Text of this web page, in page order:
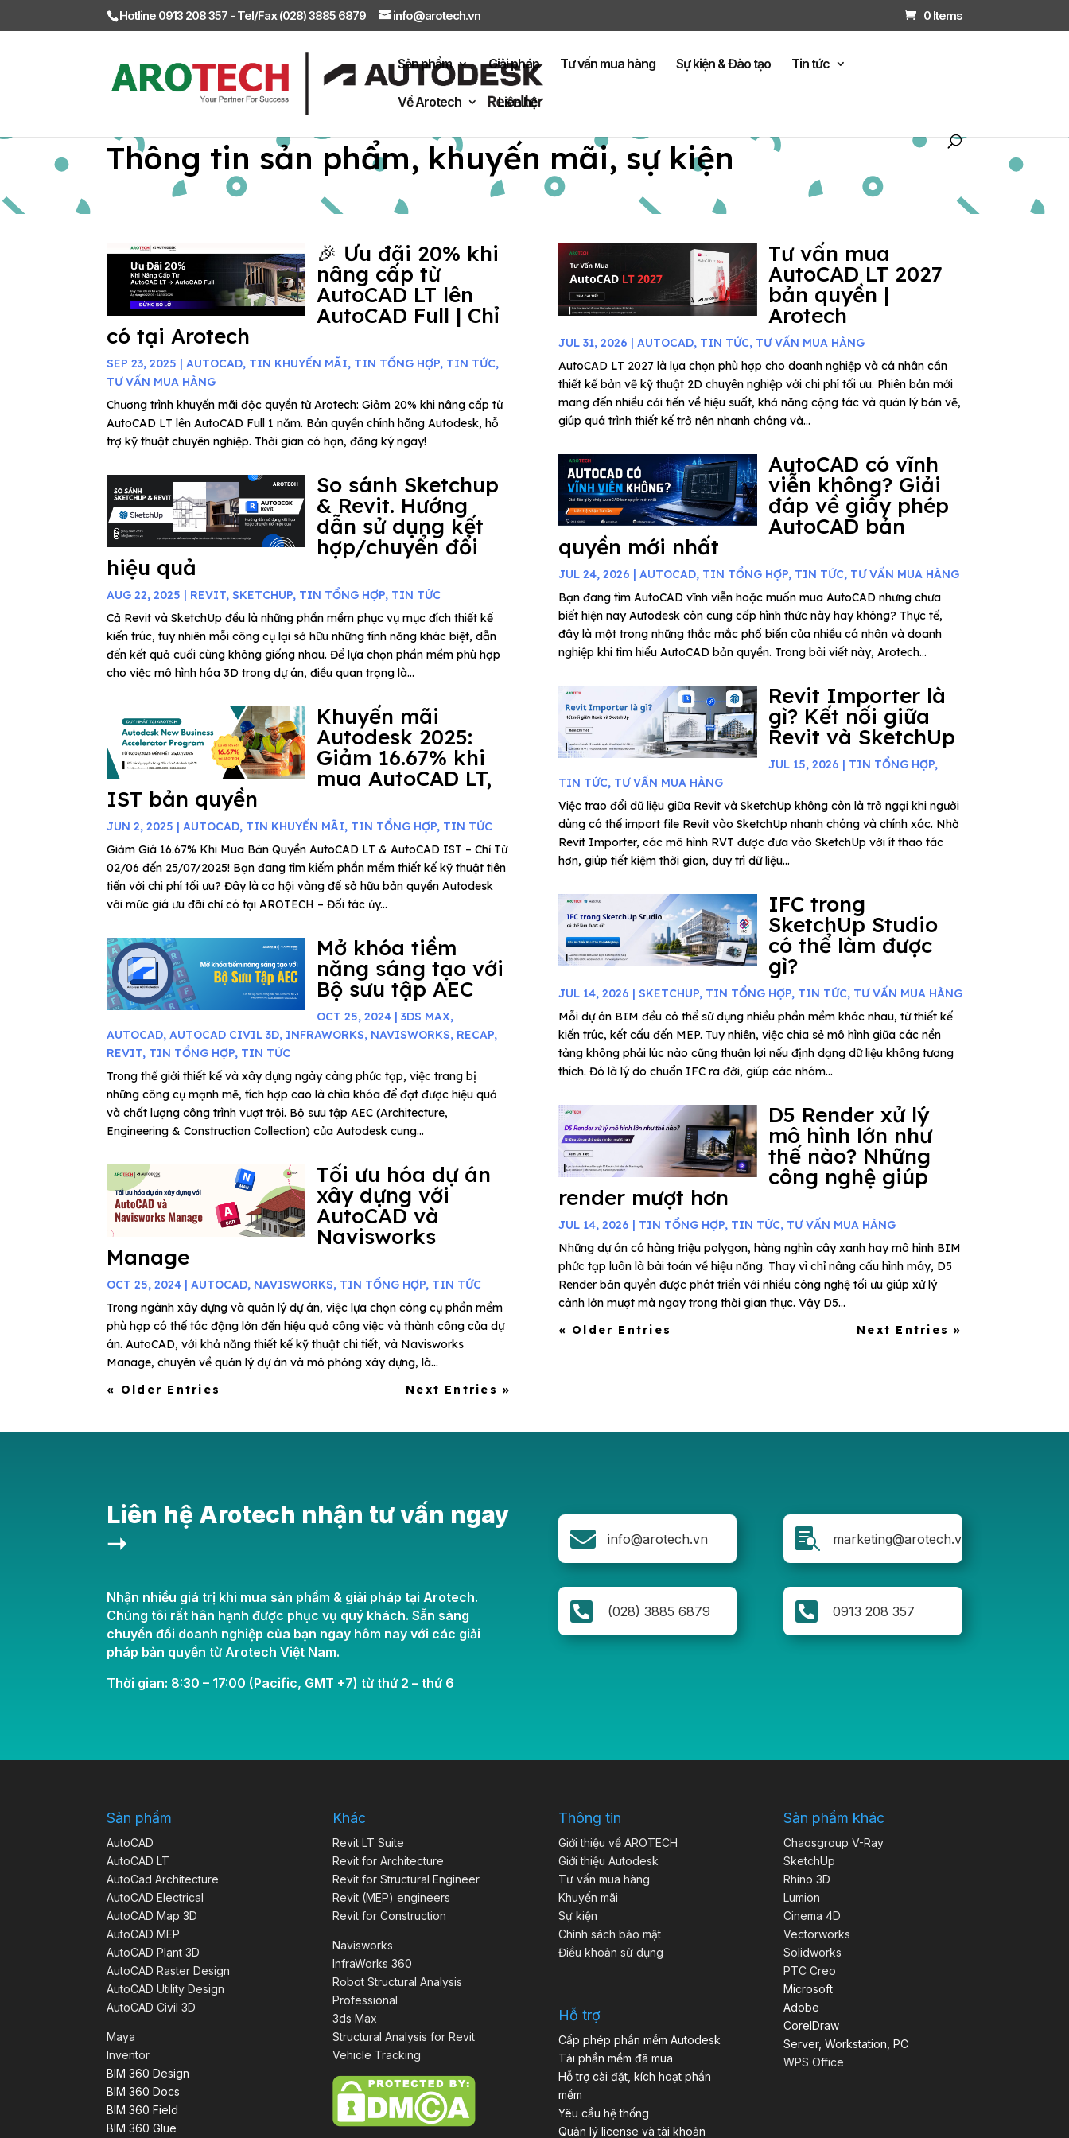
Hotline 0913 208 357 - Tel/Fax (028) 3885 6879 info@arotech.vn 0 Items
Sản phẩm Giải pháp Tư vấn mua hàng Sự kiện & Đào tạo Tin tức
Về Arotech Liên hệ
Thông tin sản phẩm, khuyến mãi, sự kiện
🎉 Ưu đãi 20% khi
nâng cấp từ
AutoCAD LT lên
AutoCAD Full | Chỉ
có tại Arotech
SEP 23, 2025 |AUTOCAD, TIN KHUYẾN MÃI, TIN TỔNG HỢP, TIN TỨC,
TƯ VẤN MUA HÀNG
Chương trình khuyến mãi độc quyền từ Arotech: Giảm 20% khi nâng cấp từ
AutoCAD LT lên AutoCAD Full 1 năm. Bản quyền chính hãng Autodesk, hỗ
trợ kỹ thuật chuyên nghiệp. Thời gian có hạn, đăng ký ngay!
So sánh Sketchup
& Revit. Hướng
dẫn sử dụng kết
hợp/chuyển đổi
hiệu quả
AUG 22, 2025 | REVIT,SKETCHUP, TIN TỔNG HỢP, TIN TỨC
Cả Revit và SketchUp đều là những phần mềm phục vụ mục đích thiết kế
kiến trúc, tuy nhiên mỗi công cụ lại sở hữu những tính năng khác biệt, dẫn
đến kết quả cuối cùng không giống nhau. Để lựa chọn phần mềm phù hợp
cho việc mô hình hóa 3D trong dự án, điều quan trọng là...
Khuyến mãi
Autodesk 2025:
Giảm 16.67% khi
mua AutoCAD LT,
IST bản quyền
JUN 2, 2025 |AUTOCAD, TIN KHUYẾN MÃI, TIN TỔNG HỢP, TIN TỨC
Giảm Giá 16.67% Khi Mua Bản Quyền AutoCAD LT & AutoCAD IST – Chỉ Từ
02/06 đến 25/07/2025! Bạn đang tìm kiếm phần mềm thiết kế kỹ thuật tiên
tiến với chi phí tối ưu? Đây là cơ hội vàng để sở hữu bản quyền Autodesk
với mức giá ưu đãi chỉ có tại AROTECH – Đối tác ủy...
Mở khóa tiềm
năng sáng tạo với
Bộ sưu tập AEC
OCT 25, 2024 |3DS MAX,
AUTOCAD,AUTOCAD CIVIL 3D, INFRAWORKS, NAVISWORKS, RECAP,
REVIT, TIN TỔNG HỢP, TIN TỨC
Trong thế giới thiết kế và xây dựng ngày càng phức tạp, việc trang bị
những công cụ mạnh mẽ, tích hợp cao là chìa khóa để đạt được hiệu quả
và chất lượng công trình vượt trội. Bộ sưu tập AEC (Architecture,
Engineering & Construction Collection) của Autodesk cung...
Tối ưu hóa dự án
xây dựng với
AutoCAD và
Navisworks
Manage
OCT 25, 2024 |AUTOCAD, NAVISWORKS, TIN TỔNG HỢP, TIN TỨC
Trong ngành xây dựng và quản lý dự án, việc lựa chọn công cụ phần mềm
phù hợp có thể tác động lớn đến hiệu quả công việc và thành công của dự
án. AutoCAD, với khả năng thiết kế kỹ thuật chi tiết, và Navisworks
Manage, chuyên về quản lý dự án và mô phỏng xây dựng, là...
« Older Entries
Next Entries »
Tư vấn mua
AutoCAD LT 2027
bản quyền |
Arotech
JUL 31, 2026 | AUTOCAD, TIN TỨC, TƯ VẤN MUA HÀNG
AutoCAD LT 2027 là lựa chọn phù hợp cho doanh nghiệp và cá nhân cần
thiết kế bản vẽ kỹ thuật 2D chuyên nghiệp với chi phí tối ưu. Phiên bản mới
mang đến nhiều cải tiến về hiệu suất, khả năng cộng tác và quản lý bản vẽ,
giúp quá trình thiết kế trở nên nhanh chóng và...
AutoCAD có vĩnh
viễn không? Giải
đáp về giấy phép
AutoCAD bản
quyền mới nhất
JUL 24, 2026 | AUTOCAD, TIN TỔNG HỢP, TIN TỨC, TƯ VẤN MUA HÀNG
Bạn đang tìm AutoCAD vĩnh viễn hoặc muốn mua AutoCAD nhưng chưa
biết hiện nay Autodesk còn cung cấp hình thức này hay không? Thực tế,
đây là một trong những thắc mắc phổ biến của nhiều cá nhân và doanh
nghiệp khi tìm hiểu AutoCAD bản quyền. Trong bài viết này, Arotech...
Revit Importer là
gì? Kết nối giữa
Revit và SketchUp
JUL 15, 2026 | TIN TỔNG HỢP,
TIN TỨC, TƯ VẤN MUA HÀNG
Việc trao đổi dữ liệu giữa Revit và SketchUp không còn là trở ngại khi người
dùng có thể import file Revit vào SketchUp nhanh chóng và chính xác. Nhờ
Revit Importer, các mô hình RVT được đưa vào SketchUp với ít thao tác
hơn, giúp tiết kiệm thời gian, duy trì dữ liệu...
IFC trong
SketchUp Studio
có thể làm được
gì?
JUL 14, 2026 | SKETCHUP, TIN TỔNG HỢP, TIN TỨC, TƯ VẤN MUA HÀNG
Mỗi dự án BIM đều có thể sử dụng nhiều phần mềm khác nhau, từ thiết kế
kiến trúc, kết cấu đến MEP. Tuy nhiên, việc chia sẻ mô hình giữa các nền
tảng không phải lúc nào cũng thuận lợi nếu định dạng dữ liệu không tương
thích. Đó là lý do chuẩn IFC ra đời, giúp các nhóm...
D5 Render xử lý
mô hình lớn như
thế nào? Những
công nghệ giúp
render mượt hơn
JUL 14, 2026 | TIN TỔNG HỢP, TIN TỨC, TƯ VẤN MUA HÀNG
Những dự án có hàng triệu polygon, hàng nghìn cây xanh hay mô hình BIM
phức tạp luôn là bài toán về hiệu năng. Thay vì chỉ nâng cấu hình máy, D5
Render bản quyền được phát triển với nhiều công nghệ tối ưu giúp xử lý
cảnh lớn mượt mà ngay trong thời gian thực. Vậy D5...
« Older Entries
Next Entries »
Liên hệ Arotech nhận tư vấn ngay
➝
Nhận nhiều giá trị khi mua sản phẩm & giải pháp tại Arotech.
Chúng tôi rất hân hạnh được phục vụ quý khách. Sẵn sàng
chuyển đổi doanh nghiệp của bạn ngay hôm nay với các giải
pháp bản quyền từ Arotech Việt Nam.
Thời gian: 8:30 – 17:00 (Pacific, GMT +7) từ thứ 2 – thứ 6
 info@arotech.vn
 (028) 3885 6879
 marketing@arotech.vn
 0913 208 357
Sản phẩm
AutoCAD
AutoCAD LT
AutoCad Architecture
AutoCAD Electrical
AutoCAD Map 3D
AutoCAD MEP
AutoCAD Plant 3D
AutoCAD Raster Design
AutoCAD Utility Design
AutoCAD Civil 3D
Maya
Inventor
BIM 360 Design
BIM 360 Docs
BIM 360 Field
BIM 360 Glue
Khác
Revit LT Suite
Revit for Architecture
Revit for Structural Engineer
Revit (MEP) engineers
Revit for Construction
Navisworks
InfraWorks 360
Robot Structural Analysis
Professional
3ds Max
Structural Analysis for Revit
Vehicle Tracking
Thông tin
Giới thiệu về AROTECH
Giới thiệu Autodesk
Tư vấn mua hàng
Khuyến mãi
Sự kiện
Chính sách bảo mật
Điều khoản sử dụng
Hỗ trợ
Cấp phép phần mềm Autodesk
Tải phần mềm đã mua
Hỗ trợ cài đặt, kích hoạt phần
mềm
Yêu cầu hệ thống
Quản lý license và tài khoản
Sản phẩm khác
Chaosgroup V-Ray
SketchUp
Rhino 3D
Lumion
Cinema 4D
Vectorworks
Solidworks
PTC Creo
Microsoft
Adobe
CorelDraw
Server, Workstation, PC
WPS Office